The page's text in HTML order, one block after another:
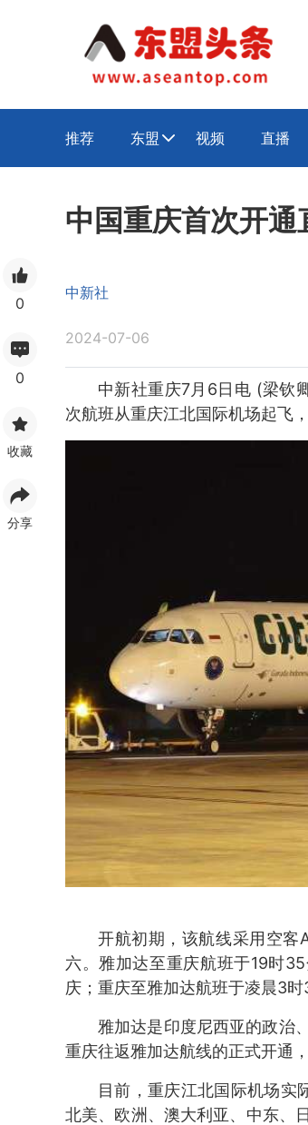
推荐 东盟  视频 直播
0
0
收藏
分享
中国重庆首次开
中新社
2024-07-06
中新社重庆7月6日电 (梁钦
次航班从重庆江北国际机场起飞
开航初期，该航线采用空客
六。雅加达至重庆航班于19时
庆；重庆至雅加达航班于凌晨3
雅加达是印度尼西亚的政治
重庆往返雅加达航线的正式开通
目前，重庆江北国际机场实
北美、欧洲、澳大利亚、中东、